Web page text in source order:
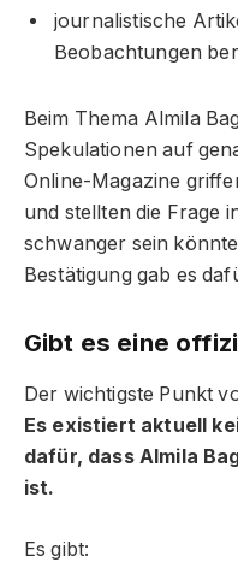
journalistische
Beobachtungen
Beim Thema Almila
Spekulationen auf
Online-Magazine
und stellten die Frage
schwanger sein
Bestätigung gab es
Gibt es eine
Der wichtigste Punkt
Es existiert aktuell
dafür, dass Almila
ist.
Es gibt: